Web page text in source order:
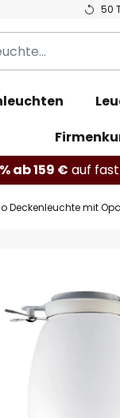
50
ab 159 € auf
Deckenleuchte mit